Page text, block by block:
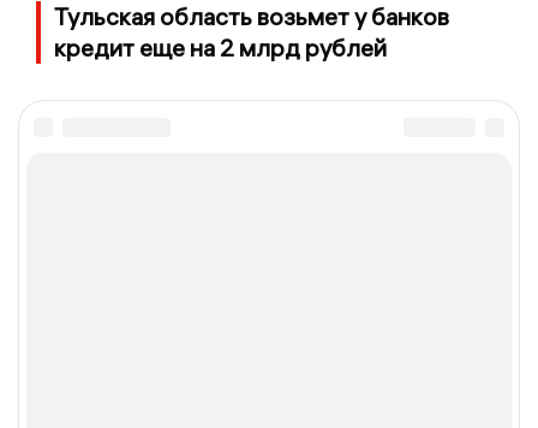
Тульская область возьмет у банков
кредит еще на 2 млрд рублей